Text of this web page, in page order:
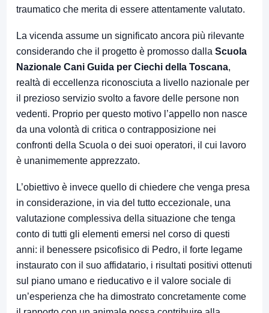
traumatico che merita di essere attentamente valutato.
La vicenda assume un significato ancora più rilevante
considerando che il progetto è promosso dalla Scuola
Nazionale Cani Guida per Ciechi della Toscana,
realtà di eccellenza riconosciuta a livello nazionale per
il prezioso servizio svolto a favore delle persone non
vedenti. Proprio per questo motivo l’appello non nasce
da una volontà di critica o contrapposizione nei
confronti della Scuola o dei suoi operatori, il cui lavoro
è unanimemente apprezzato.
L’obiettivo è invece quello di chiedere che venga presa
in considerazione, in via del tutto eccezionale, una
valutazione complessiva della situazione che tenga
conto di tutti gli elementi emersi nel corso di questi
anni: il benessere psicofisico di Pedro, il forte legame
instaurato con il suo affidatario, i risultati positivi ottenuti
sul piano umano e rieducativo e il valore sociale di
un’esperienza che ha dimostrato concretamente come